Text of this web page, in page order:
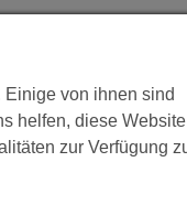
Reden,
Berichte:
von ihnen sind
helfen, diese Website
zur Verfügung